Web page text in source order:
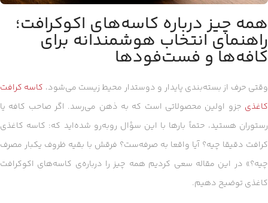
همه چیز درباره کاسه‌های اکوکرافت؛
راهنمای انتخاب هوشمندانه برای
کافه‌ها و فست‌فودها
وقتی حرف از بسته‌بندی پایدار و دوستدار محیط زیست می‌شود، کاسه کرافت
کاغذی جزو اولین محصولاتی است که به ذهن می‌رسد. اگر صاحب کافه یا
رستوران هستید، حتماً بارها با این سؤال روبه‌رو شده‌اید که: کاسه کاغذی
کرافت دقیقا چیه؟ آیا واقعا به صرفه‌ست؟ فرقش با بقیه ظروف یکبار مصرف
چیه؟» در این مقاله سعی کردیم همه چیز را درباره‌ی کاسه‌های اکوکرافت
کاغذی توضیح دهیم.